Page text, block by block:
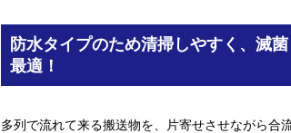
防水タイプのため清掃しやすく、滅
最適！
多列で流れて来る搬送物を、片寄せさせながら合